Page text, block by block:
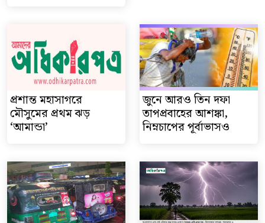
প্রশান্ত মহাসাগরে
মৌসুমের প্রথম ঝড়
‘আমান্ডা’
জুনে আরও তিন দফা
তাপপ্রবাহের আশঙ্কা,
নিম্নচাপের পূর্বাভাসও